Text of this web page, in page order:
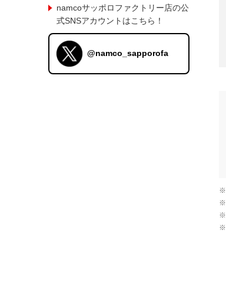
namcoサッポロファクトリー店の公
式SNSアカウントはこちら！
@namco_sapporofa